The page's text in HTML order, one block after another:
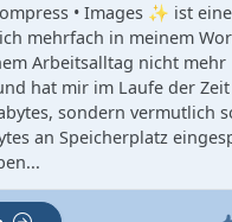
• Images ✨ ist
mehrfach in meinem
Arbeitsalltag nicht mehr
hat mir im Laufe der
sondern vermutlich
an Speicherplatz